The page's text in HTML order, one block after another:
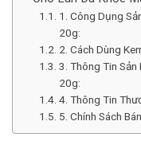
1. Công Dụng
20g:
2. Cách Dùng
3. Thông Tin Sản
20g:
4. Thông Tin
5. Chính Sách